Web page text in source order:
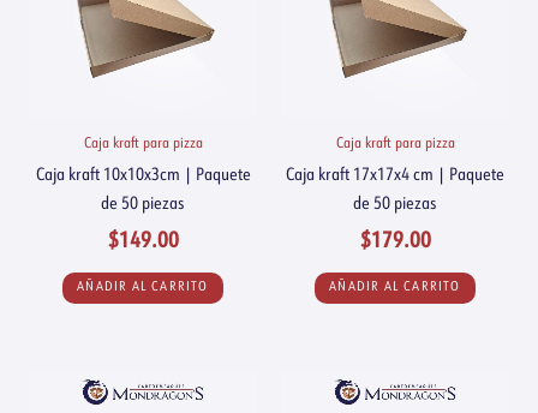
Caja kraft para pizza
Caja kraft 10x10x3cm | Paquete
de 50 piezas
$149.00
AÑADIR AL CARRITO
Caja kraft para pizza
Caja kraft 17x17x4 cm | Paquete
de 50 piezas
$179.00
AÑADIR AL CARRITO